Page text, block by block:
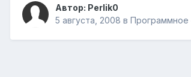
Автор: Perlik0
5 августа, 2008 в Программное